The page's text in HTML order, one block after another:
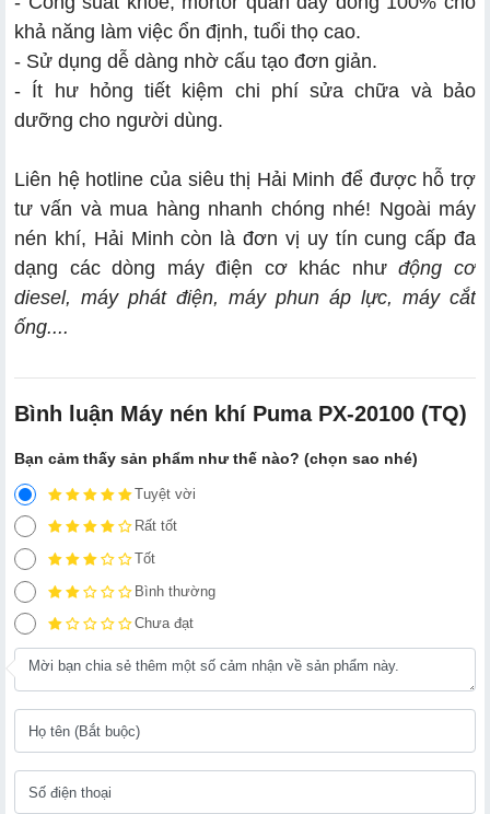
khả năng làm việc ổn định, tuổi thọ cao.
- Sử dụng dễ dàng nhờ cấu tạo đơn giản.
- Ít hư hỏng tiết kiệm chi phí sửa chữa và bảo
dưỡng cho người dùng.
Liên hệ hotline của siêu thị Hải Minh để được hỗ trợ
tư vấn và mua hàng nhanh chóng nhé! Ngoài máy
nén khí, Hải Minh còn là đơn vị uy tín cung cấp đa
dạng các dòng máy điện cơ khác nhưđộng cơ
diesel, máy phát điện, máy phun áp lực, máy cắt
ống....
Bình luận Máy nén khí Puma PX-20100 (TQ)
Bạn cảm thấy sản phẩm như thế nào? (chọn sao nhé)
Tuyệt vời
Rất tốt
Tốt
Bình thường
Chưa đạt